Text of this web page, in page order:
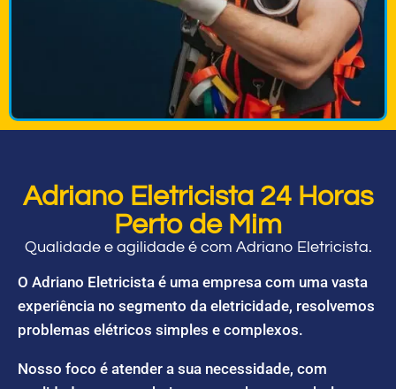
Adriano Eletricista 24 Horas
Perto de Mim
Qualidade e agilidade é com Adriano Eletricista.
O Adriano Eletricista é uma empresa com uma vasta
experiência no segmento da eletricidade, resolvemos
problemas elétricos simples e complexos.
Nosso foco é atender a sua necessidade, com